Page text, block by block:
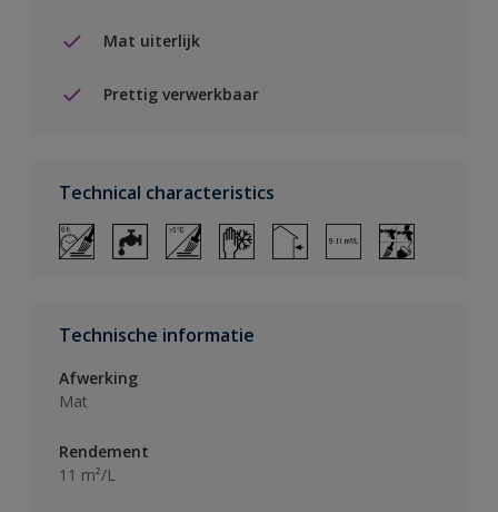
Mat uiterlijk
Prettig verwerkbaar
Technical characteristics
Technische informatie
Afwerking
Mat
Rendement
11 m²/L